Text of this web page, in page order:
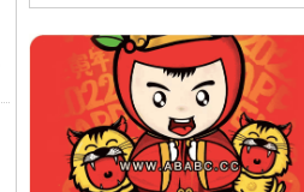
离子水墨技术